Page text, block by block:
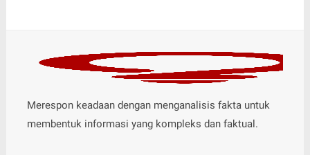
Merespon keadaan dengan menganalisis fakta untuk
membentuk informasi yang kompleks dan faktual.